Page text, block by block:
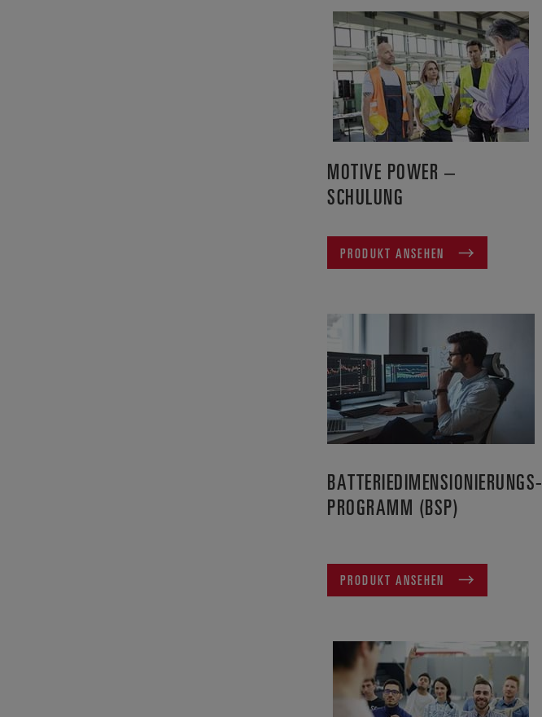
MOTIVE POWER –
SCHULUNG
PRODUKT ANSEHEN
BATTERIEDIMENSIONIERUNGS-
PROGRAMM (BSP)
PRODUKT ANSEHEN